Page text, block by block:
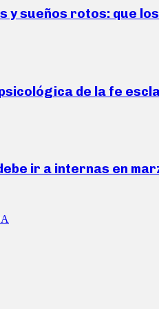
y sueños rotos: que
de la fe
ir a internas en